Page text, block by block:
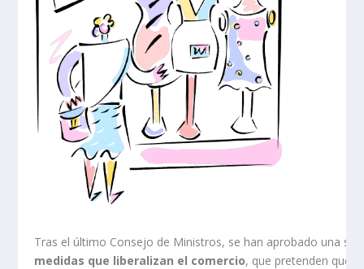
Tras el último Consejo de Ministros, se han aprobado una
medidas que liberalizan el comercio, que pretenden que